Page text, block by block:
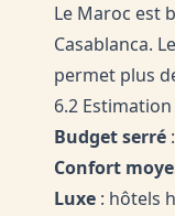
Le Maroc est
Casablanca.
permet plus
6.2
Budget serré
Confort
Luxe : hôtels